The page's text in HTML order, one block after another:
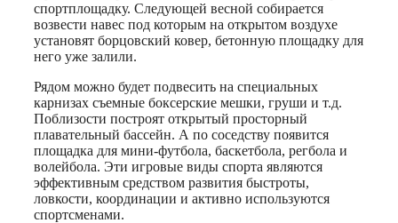
спортплощадку. Следующей весной собирается
возвести навес под которым на открытом воздухе
установят борцовский ковер, бетонную площадку для
него уже залили.
Рядом можно будет подвесить на специальных
карнизах съемные боксерские мешки, груши и т.д.
Поблизости построят открытый просторный
плавательный бассейн. А по соседству появится
площадка для мини-футбола, баскетбола, регбола и
волейбола. Эти игровые виды спорта являются
эффективным средством развития быстроты,
ловкости, координации и активно используются
спортсменами.